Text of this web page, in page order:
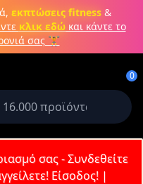
εκπτώσεις fitness&
κλικ εδώκαι κάντε το
σας 🏋️
0
Καύση λίπους
σας - Συνδεθείτε
Είσοδος!|
ή
της
σας
Εγγραφή